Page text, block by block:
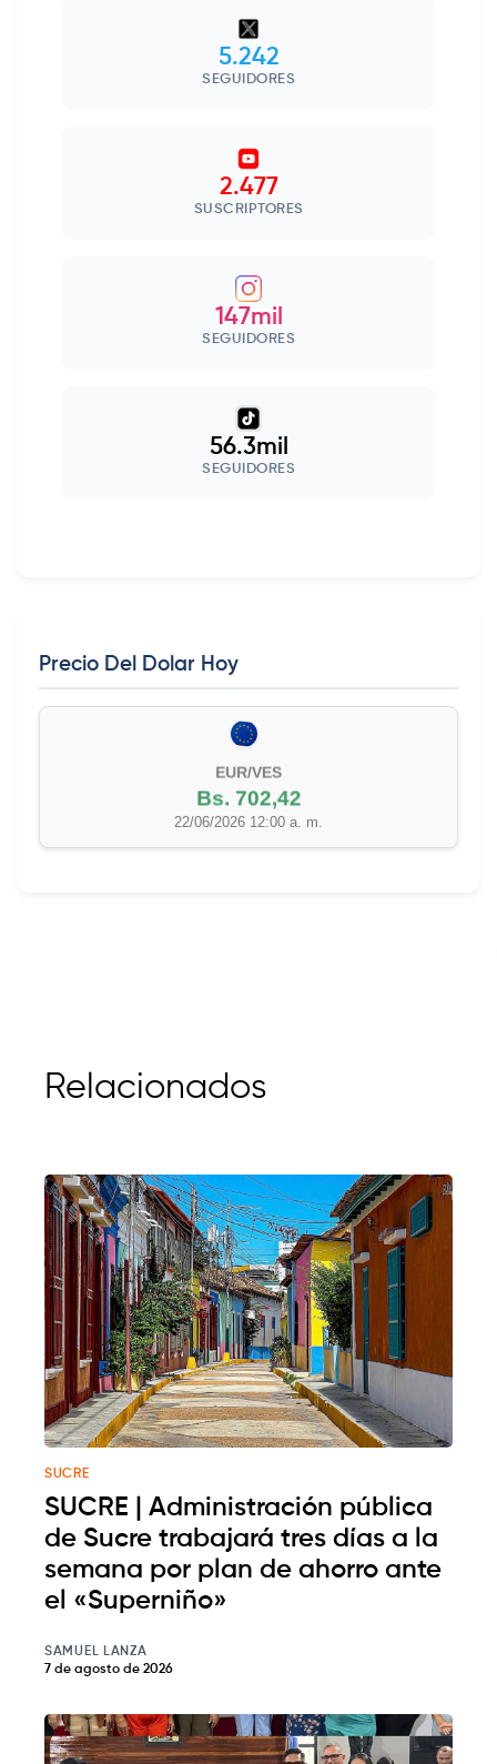
5.242
SEGUIDORES
2.477
SUSCRIPTORES
147mil
SEGUIDORES
56.3mil
SEGUIDORES
Precio Del Dolar Hoy
EUR/VES
Bs. 702,42
22/06/2026 12:00 a. m.
Relacionados
SUCRE
SUCRE | Administración pública
de Sucre trabajará tres días a la
semana por plan de ahorro ante
el «Superniño»
SAMUEL LANZA
7 de agosto de 2026